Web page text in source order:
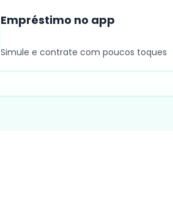
Empréstimo no app
Simule e contrate com poucos toques